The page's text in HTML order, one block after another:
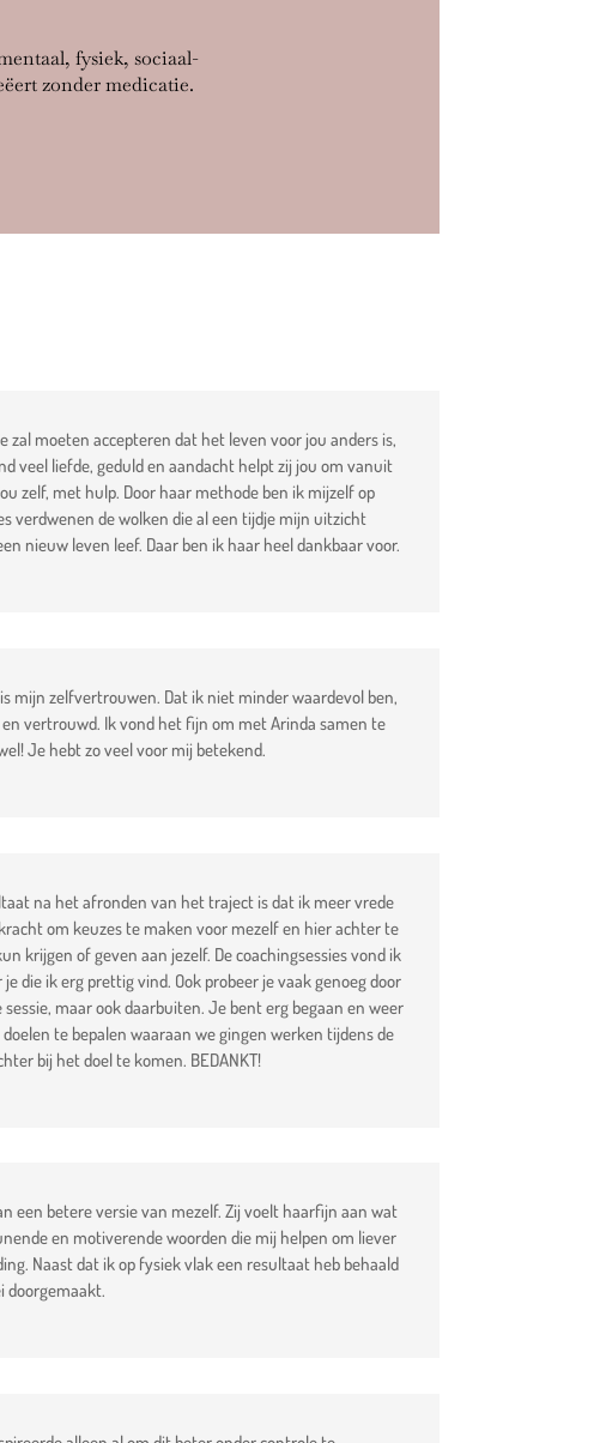
fysiek, sociaal-
zonder medicatie.
moeten accepteren dat het leven voor jou anders is,
veel liefde, geduld en aandacht helpt zij jou om vanuit
zelf, met hulp. Door haar methode ben ik mijzelf op
verdwenen de wolken die al een tijdje mijn uitzicht
nieuw leven leef. Daar ben ik haar heel dankbaar voor.
zelfvertrouwen. Dat ik niet minder waardevol ben,
vertrouwd. Ik vond het fijn om met Arinda samen te
Je hebt zo veel voor mij betekend.
na het afronden van het traject is dat ik meer vrede
om keuzes te maken voor mezelf en hier achter te
krijgen of geven aan jezelf. De coachingsessies vond ik
die ik erg prettig vind. Ook probeer je vaak genoeg door
maar ook daarbuiten. Je bent erg begaan en weer
te bepalen waaraan we gingen werken tijdens de
bij het doel te komen. BEDANKT!
een betere versie van mezelf. Zij voelt haarfijn aan wat
en motiverende woorden die mij helpen om liever
Naast dat ik op fysiek vlak een resultaat heb behaald
doorgemaakt.